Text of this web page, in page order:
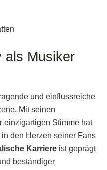
als Musiker
und einflussreiche
Mit seinen
einzigartigen Stimme hat
den Herzen seiner Fans
Karriere ist geprägt
beständiger